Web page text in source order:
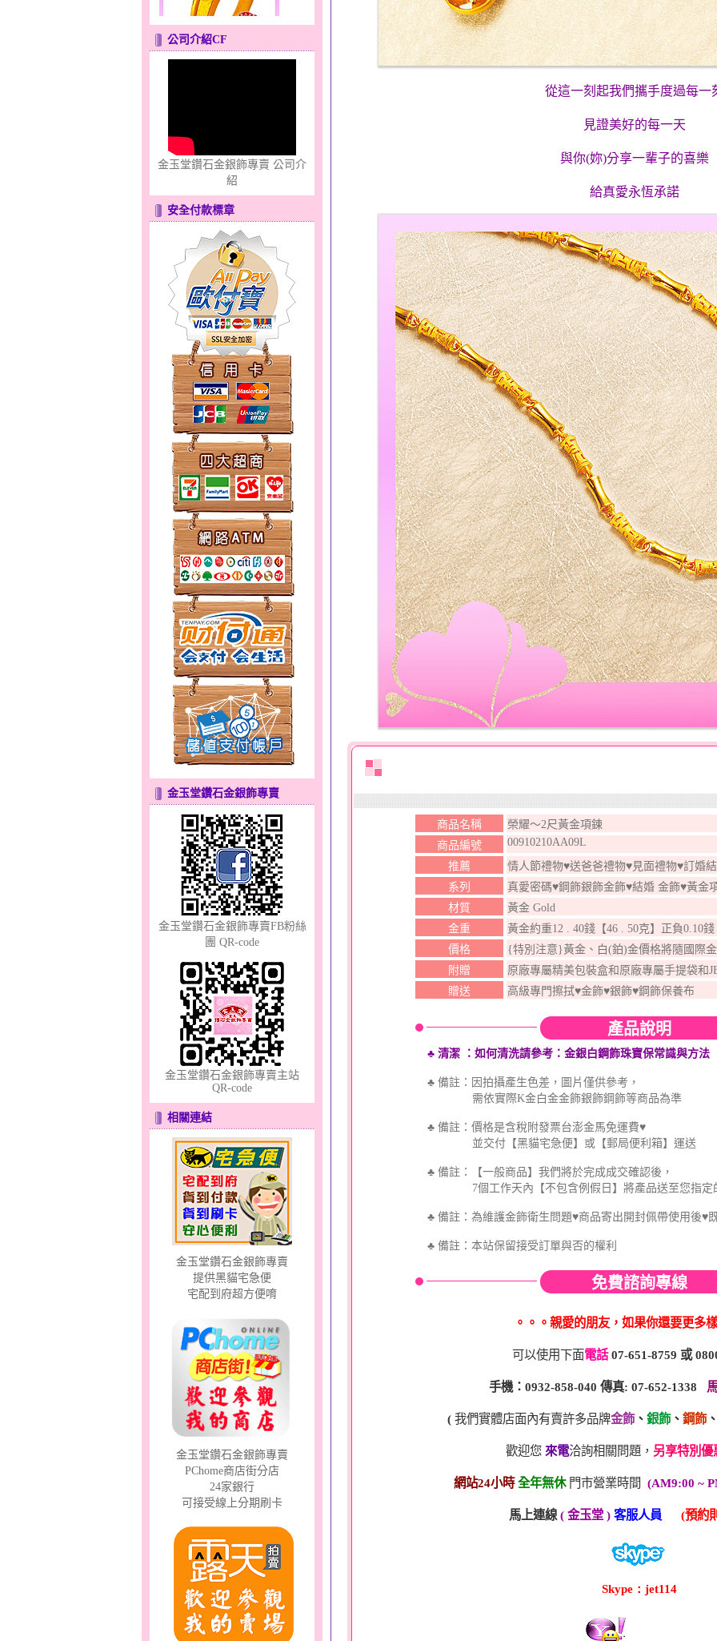
只愛你～男黃金戒指
心之舞～金銀鋼套鍊
分享愛～金銀鋼套鍊
幸福洋溢～金銀鋼套鍊
甜心女孩～金銀鋼女套鍊
天真Rody～金銀鋼套鍊
幸福祈願～金銀鋼套鍊
貓頭鷹～黃金耳環
公司介紹CF
金玉堂鑽石金銀飾專賣 公司介
紹
安全付款標章
金玉堂鑽石金銀飾專賣
金玉堂鑽石金銀飾專賣FB粉絲
團 QR-code
金玉堂鑽石金銀飾專賣主站
QR-code
相關連結
金玉堂鑽石金銀飾專賣
提供黑貓宅急便
宅配到府超方便唷
金玉堂鑽石金銀飾專賣
PChome商店街分店
24家銀行
可接受線上分期刷卡
從這一刻起我們攜手度過每一
見證美好的每一天
與你(妳)分享一輩子的喜樂
給真愛永恆承諾
商品名稱
榮耀～2尺黃金項鍊
商品編號
00910210AA09L
推薦
情人節禮物♥送爸爸禮物♥見面禮物♥訂婚
系列
真愛密碼♥鋼飾銀飾金飾♥結婚 金飾♥黃金
材質
黃金 Gold
金重
黃金約重12 . 40錢【46 . 50克】正負0.10
價格
{特別注意}黃金、白(鉑)金價格將隨國際
附贈
原廠專屬精美包裝盒和原廠專屬手提袋和
贈送
高級專門擦拭♥金飾♥銀飾♥鋼飾保養布
產品說明
♣ 清潔：如何清洗請參考：金銀白鋼飾珠寶保常識與方法
♣ 備註：因拍攝產生色差，圖片僅供參考，
需依實際K金白金金飾銀飾鋼飾等商品為準
♣ 備註：價格是含稅附發票台澎金馬免運費♥
並交付【黑貓宅急便】或【郵局便利箱】運送
♣ 備註：【一般商品】我們將於完成成交確認後，
7個工作天內【不包含例假日】將產品送至您指定
♣ 備註：為維護金飾衛生問題♥商品寄出開封佩帶使用後♥
♣ 備註：本站保留接受訂單與否的權利
免費諮詢專線
。。。親愛的朋友，如果你還要更多
可以使用下面電話 07-651-8759 或
手機：0932-858-040 傳真: 07-652-1338
( 我們實體店面內有賣許多品牌金飾、 銀飾、 鋼飾
歡迎您 來電洽詢相關問題， 另享特別優
網站24小時全年無休門市營業時間 (AM9:00 ~
馬上連線 ( 金玉堂 ) 客服人員 (預約
Skype：jet114